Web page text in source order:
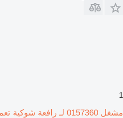
1
مشغل 0157360 لـ رافعة شوكية تعمل بالغاز Still R70-20i